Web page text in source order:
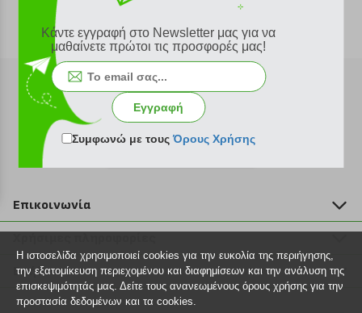
Εγγραφή στο newsletter
Επικοινωνία
211 2000 700
info@plus4u.gr
Η εταιρία
Σημεία παραλαβής
Βοήθεια
Εξέλιξη παραγγελίας
Κάντε εγγραφή στο Newsletter μας για να
μαθαίνετε πρώτοι τις προσφορές μας!
Εγγραφή
Συμφωνώ με τουςΌρους Χρήσης
Η ιστοσελίδα χρησιμοποιεί cookies για την ευκολία της περιήγησης,
την εξατομίκευση περιεχομένου και διαφημίσεων και την ανάλυση της
επισκεψιμότητάς μας. Δείτε τους ανανεωμένους όρους χρήσης για την
προστασία δεδομένων και τα cookies.